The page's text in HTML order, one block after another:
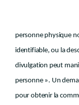
personne physique
identifiable, ou la
divulgation peut
personne ». Un
pour obtenir la